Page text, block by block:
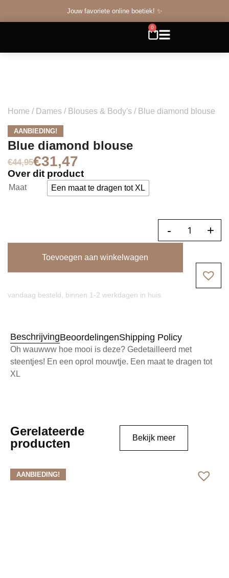
Jouw favoriete online boetiek! ✨
0
Home / Dames / Blouses & Body's / Blue diamond blouse
AANBIEDING!
Blue diamond blouse
€44,95€31,47
Over dit product
Maat Een maat te dragen tot XL
- +
Toevoegen aan winkelwagen
vandaag besteld, binnen 1-2 werkdagen in huis
BeschrijvingBeoordelingenShipping Policy
Oh wauwww hoe mooi is deze? Gedetailleerd met
steentjes! En een oprol mouwtje. Een maat te dragen tot
XL
Gerelateerde
producten
Bekijk meer
AANBIEDING!